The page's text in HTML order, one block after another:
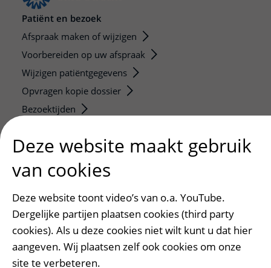
Patiënt en bezoek
Afspraak maken of wijzigen
Voorbereiden op uw afspraak
Wijzigen patiëntgegevens
Opvragen kopie dossier
Bezoektijden
Onderwijs en onderzoek
De Nieuwe Utrechtse School
Stage en opleidingsplaatsen
Research
Strategic programs
Research groups
Deze website maakt gebruik
van cookies
Deze website toont video’s van o.a. YouTube.
Dergelijke partijen plaatsen cookies (third party
cookies). Als u deze cookies niet wilt kunt u dat hier
aangeven. Wij plaatsen zelf ook cookies om onze
site te verbeteren.